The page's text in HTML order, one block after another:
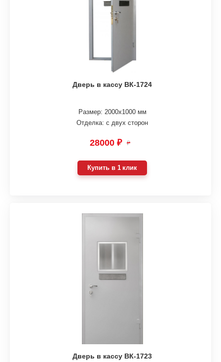
Дверь в кассу ВК-1724
Размер: 2000х1000 мм
Отделка: с двух сторон
28000 ₽ ₽
Купить в 1 клик
Дверь в кассу ВК-1723